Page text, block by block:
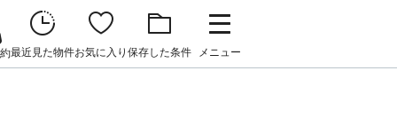
最近見た物件お気に入り 保存した条件 メニュー